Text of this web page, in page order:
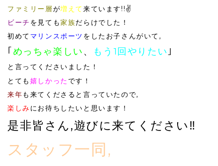
ファミリー層が増えて来ています!!✌️
ビーチ を見ても家族だらけでした！
初めて マリンスポーツ をしたお子さんがいて,
｢ めっちゃ楽しい 、 もう1回やりたい ｣
と言ってくださいました！
とても 嬉しかった です！
来年も来てくださると言っていたので,
楽しみにお待ちしたいと思います！
是非皆さん,遊びに来てください‼️
スタッフ一同,